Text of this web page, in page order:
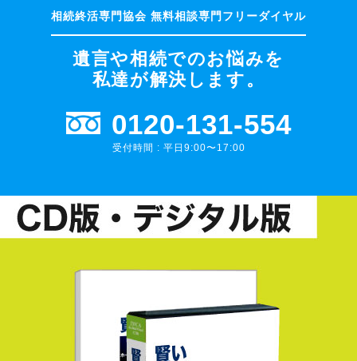
遺言や相続でのお悩みを
私達が解決します。
0120-131-554
受付時間 : 平日9:00〜17:00